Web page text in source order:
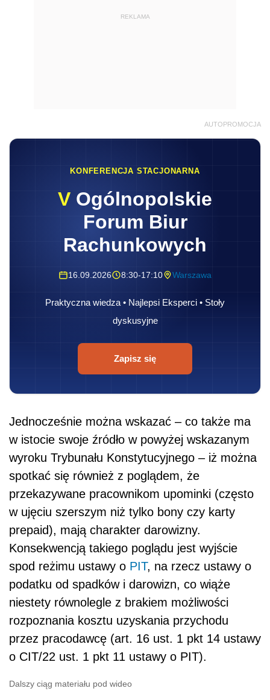
REKLAMA
AUTOPROMOCJA
KONFERENCJA STACJONARNA
V Ogólnopolskie
Forum Biur
Rachunkowych
16.09.2026 8:30-17:10 Warszawa
Praktyczna wiedza • Najlepsi Eksperci • Stoły
dyskusyjne
Zapisz się
Jednocześnie można wskazać – co także ma
w istocie swoje źródło w powyżej wskazanym
wyroku Trybunału Konstytucyjnego – iż można
spotkać się również z poglądem, że
przekazywane pracownikom upominki (często
w ujęciu szerszym niż tylko bony czy karty
prepaid), mają charakter darowizny.
Konsekwencją takiego poglądu jest wyjście
spod reżimu ustawy o PIT, na rzecz ustawy o
podatku od spadków i darowizn, co wiąże
niestety równolegle z brakiem możliwości
rozpoznania kosztu uzyskania przychodu
przez pracodawcę (art. 16 ust. 1 pkt 14 ustawy
o CIT/22 ust. 1 pkt 11 ustawy o PIT).
Dalszy ciąg materiału pod wideo